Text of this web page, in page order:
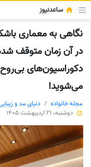
ساعدنیوز
نگاهی به معماری
در آن زمان متوقف
دکوراسیون‌های
می‌شوید!
مجله خانواده دنیای مد و
دوشنبه، 21 اردیبهشت 1405